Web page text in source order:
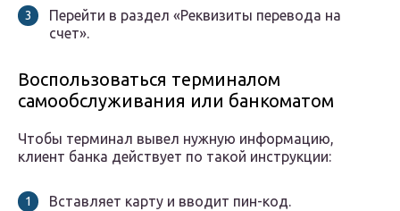
Перейти в раздел «Реквизиты перевода на
счет».
Воспользоваться терминалом
самообслуживания или банкоматом
Чтобы терминал вывел нужную информацию,
клиент банка действует по такой инструкции:
Вставляет карту и вводит пин-код.